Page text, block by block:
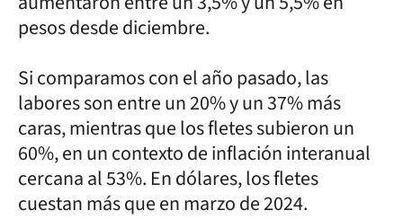
pesos desde diciembre.
Si comparamos con el año pasado, las
labores son entre un 20% y un 37% más
caras, mientras que los fletes subieron un
60%, en un contexto de inflación interanual
cercana al 53%. En dólares, los fletes
cuestan más que en marzo de 2024.